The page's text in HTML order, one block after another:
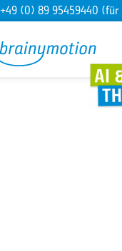
+49 (0) 89 95459440